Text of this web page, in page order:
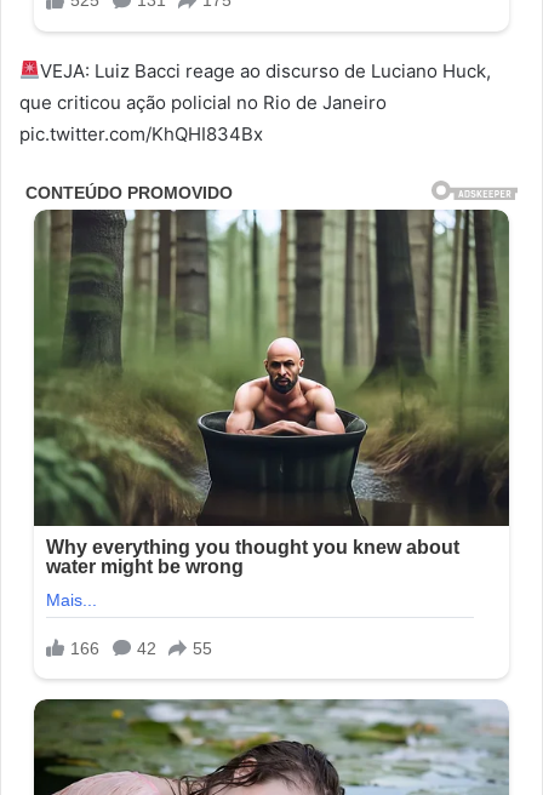
VEJA: Luiz Bacci reage ao discurso de Luciano Huck,
que criticou ação policial no Rio de Janeiro
pic.twitter.com/KhQHI834Bx